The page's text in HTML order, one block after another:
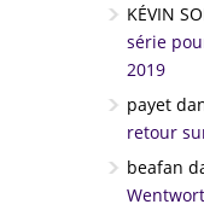
KÉVIN
série
2019
payet
retour
beafan